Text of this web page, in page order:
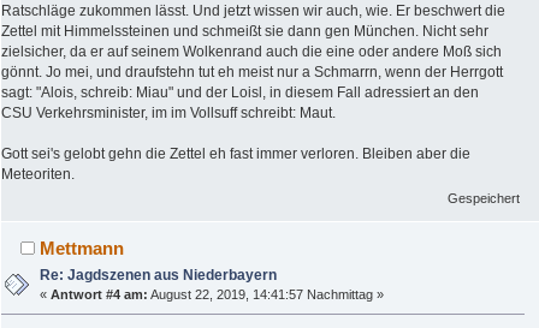
Ratschläge zukommen lässt. Und jetzt wissen wir auch, wie. Er beschwert die
Zettel mit Himmelssteinen und schmeißt sie dann gen München. Nicht sehr
zielsicher, da er auf seinem Wolkenrand auch die eine oder andere Moß sich
gönnt. Jo mei, und draufstehn tut eh meist nur a Schmarrn, wenn der Herrgott
sagt: "Alois, schreib: Miau" und der Loisl, in diesem Fall adressiert an den
CSU Verkehrsminister, im im Vollsuff schreibt: Maut.
Gott sei's gelobt gehn die Zettel eh fast immer verloren. Bleiben aber die
Meteoriten.
Gespeichert
Mettmann
Re: Jagdszenen aus Niederbayern
«Antwort #4 am: August 22, 2019, 14:41:57 Nachmittag »